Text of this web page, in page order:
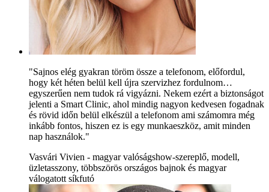
"Sajnos elég gyakran töröm össze a telefonom, előfordul,
hogy két héten belül kell újra szervizhez fordulnom…
egyszerűen nem tudok rá vigyázni. Nekem ezért a biztonságot
jelenti a Smart Clinic, ahol mindig nagyon kedvesen fogadnak
és rövid időn belül elkészül a telefonom ami számomra még
inkább fontos, hiszen ez is egy munkaeszköz, amit minden
nap használok."
Vasvári Vivien - magyar valóságshow-szereplő, modell,
üzletasszony, többszörös országos bajnok és magyar
válogatott síkfutó